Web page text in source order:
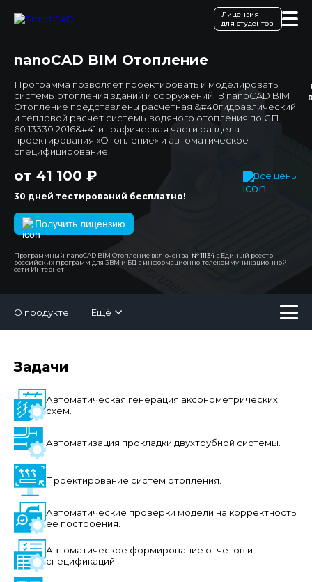
Лицензия
для студентов
nanoCAD BIM Отопление
Программа позволяет проектировать и моделировать
системы отопления зданий и сооружений. В nanoCAD BIM
Отопление представлены расчетная &#40гидравлический
и тепловой расчет системы водяного отопления по СП
60.13330.2016&#41 и графическая части раздела
проектирования «Отопление» и автоматическое
специфицирование.
от 41 100 ₽ Все цены
30 дней тестирований бесплатно!|
Получить лицензию
Программный nanoCAD BIM Отопление включен за № 11134в Единый реестр
российских программ для ЭВМ и БД в информационно-телекоммуникационной
сети Интернет
О продукте Ещё
Задачи
Автоматическая генерация аксонометрических
схем.
Автоматизация прокладки двухтрубной системы.
Проектирование систем отопления.
Автоматические проверки модели на корректность
ее построения.
Автоматическое формирование отчетов и
спецификаций.